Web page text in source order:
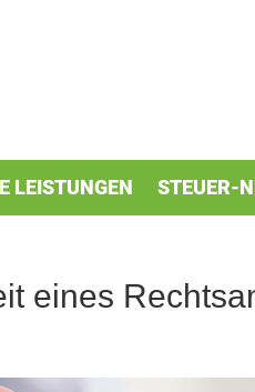
LEISTUNGEN STEUER-
eines